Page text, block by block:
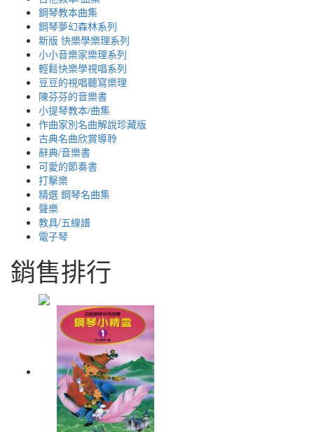
鋼琴教本曲集
鋼琴夢幻森林系列
新版 快樂學樂理系列
小小音樂家樂理系列
輕鬆快樂學視唱系列
豆豆的視唱聽寫樂理
陳芬芬的音樂書
小提琴教本/曲集
作曲家別名曲解說珍藏版
古典名曲欣賞導聆
辭典/音樂書
可愛的節奏書
打擊樂
精選 鋼琴名曲集
聲樂
教具/五線譜
電子琴
銷售排行